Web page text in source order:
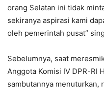
orang Selatan ini tidak
sekiranya aspirasi kami
oleh pemerintah pusat”
Sebelumnya, saat
Anggota Komisi IV DPR-RI
sambutannya menuturkan,